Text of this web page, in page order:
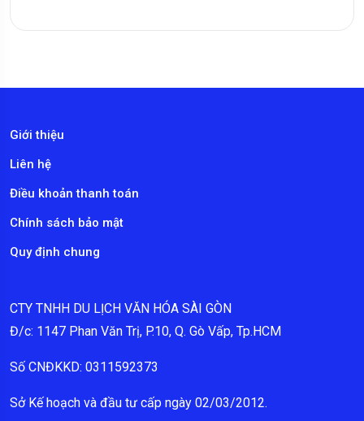
Giới thiệu
Liên hệ
Điều khoản thanh toán
Chính sách bảo mật
Quy định chung
CTY TNHH DU LỊCH VĂN HÓA SÀI GÒN
Đ/c: 1147 Phan Văn Trị, P.10, Q. Gò Vấp, Tp.HCM
Số CNĐKKD: 0311592373
Sở Kế hoạch và đầu tư cấp ngày 02/03/2012.